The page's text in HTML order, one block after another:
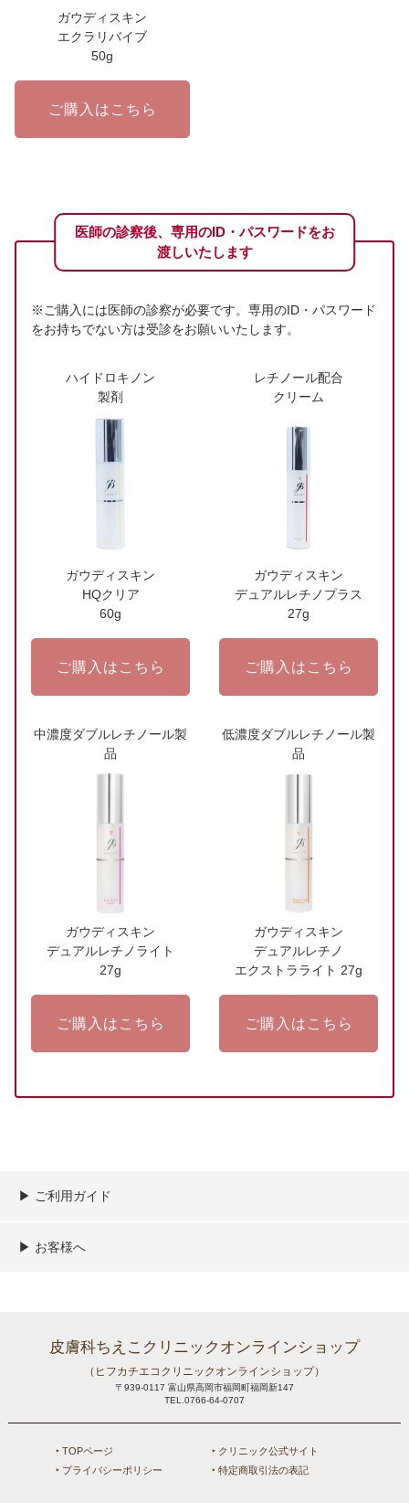
ガウディスキン
エクラリバイブ
50g
ご購入はこちら
医師の診察後、専用のID・パスワードをお
渡しいたします
※ご購入には医師の診察が必要です。専用のID・パスワード
をお持ちでない方は受診をお願いいたします。
ハイドロキノン
製剤
ガウディスキン
HQクリア
60g
ご購入はこちら
レチノール配合
クリーム
ガウディスキン
デュアルレチノプラス
27g
ご購入はこちら
中濃度ダブルレチノール製
品
ガウディスキン
デュアルレチノライト
27g
ご購入はこちら
低濃度ダブルレチノール製
品
ガウディスキン
デュアルレチノ
エクストラライト 27g
ご購入はこちら
▶︎ ご利用ガイド
ご利用ガイド
決済／配送／送料について
取り扱い商品一覧
顧客情報の取扱について
特定商取引法の表記
▶︎ お客様へ
皮膚科ちえこクリニックオンラインショップ
（ヒフカチエコクリニックオンラインショップ）
〒939-0117 富山県高岡市福岡町福岡新147
TEL.0766-64-0707
‣ TOPページ
‣ クリニック公式サイト
‣ プライバシーポリシー
‣ 特定商取引法の表記